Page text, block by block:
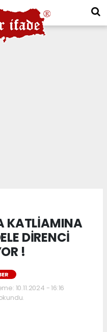
KATLİAMINA
DİRENCİ
!
10.11.2024 - 16:16